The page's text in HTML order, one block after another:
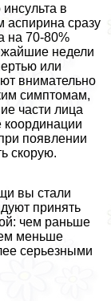
в
аспирина сразу
на 70-80%
недели
или
внимательно
симптомам,
части лица
координации
появлении
скорую.
вы стали
принять
чем раньше
меньше
серьезными